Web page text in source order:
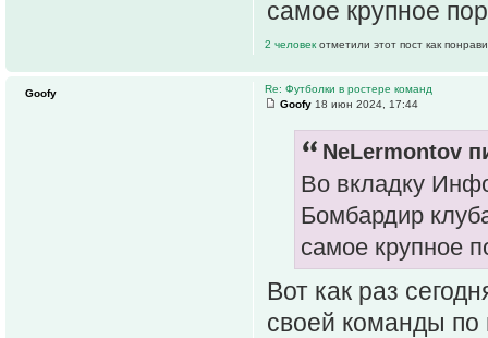
самое крупное
2 человек отметили этот пост как
Re: Футболки в ростере команд
Goofy 18 июн 2024, 17:44
NeLermontov
Во вкладку
Бомбардир
самое крупное
Вот как раз
своей команды
Goofy